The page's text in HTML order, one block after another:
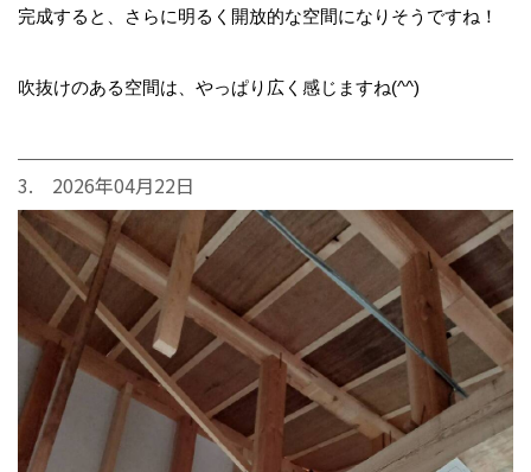
完成すると、さらに明るく開放的な空間になりそうですね！
吹抜けのある空間は、やっぱり広く感じますね(^^)
3. 2026年04月22日